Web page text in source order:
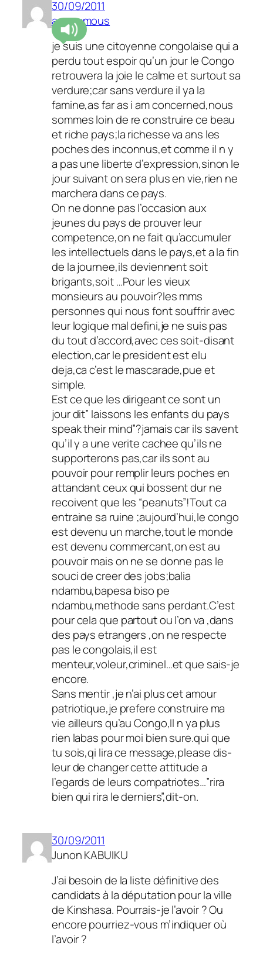
30/09/2011
anonymous
je suis une citoyenne congolaise qui a
perdu tout espoir qu’un jour le Congo
retrouvera la joie le calme et surtout sa
verdure;car sans verdure il ya la
famine,as far as i am concerned,nous
sommes loin de re construire ce beau
et riche pays;la richesse va ans les
poches des inconnus,et comme il n y
a pas une liberte d’expression,sinon le
jour suivant on sera plus en vie,rien ne
marchera dans ce pays.
On ne donne pas l’occasion aux
jeunes du pays de prouver leur
competence,on ne fait qu’accumuler
les intellectuels dans le pays,et a la fin
de la journee,ils deviennent soit
brigants,soit …Pour les vieux
monsieurs au pouvoir?les mms
personnes qui nous font souffrir avec
leur logique mal defini,je ne suis pas
du tout d’accord,avec ces soit-disant
election,car le president est elu
deja,ca c’est le mascarade,pue et
simple.
Est ce que les dirigeant ce sont un
jour dit” laissons les enfants du pays
speak their mind”?jamais car ils savent
qu’il y a une verite cachee qu’ils ne
supporterons pas,car ils sont au
pouvoir pour remplir leurs poches en
attandant ceux qui bossent dur ne
recoivent que les “peanuts”!Tout ca
entraine sa ruine ;aujourd’hui,le congo
est devenu un marche,tout le monde
est devenu commercant,on est au
pouvoir mais on ne se donne pas le
souci de creer des jobs;balia
ndambu,bapesa biso pe
ndambu,methode sans perdant.C’est
pour cela que partout ou l’on va ,dans
des pays etrangers ,on ne respecte
pas le congolais,il est
menteur,voleur,criminel…et que sais-je
encore.
Sans mentir ,je n’ai plus cet amour
patriotique,je prefere construire ma
vie ailleurs qu’au Congo,Il n ya plus
rien labas pour moi bien sure.qui que
tu sois,qi lira ce message,please dis-
leur de changer cette attitude a
l’egards de leurs compatriotes…”rira
bien qui rira le derniers”,dit-on.
30/09/2011
Junon KABUIKU
J’ai besoin de la liste définitive des
candidats à la députation pour la ville
de Kinshasa. Pourrais-je l’avoir ? Ou
encore pourriez-vous m’indiquer où
l’avoir ?